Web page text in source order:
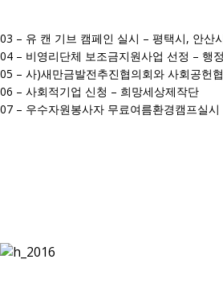
03 – 유 캔 기브 캠페인 실시 – 평택시, 안산
04 – 비영리단체 보조금지원사업 선정 – 행
05 – 사)새만금발전추진협의회와 사회공헌
06 – 사회적기업 신청 – 희망세상제작단
07 – 우수자원봉사자 무료여름환경캠프실시